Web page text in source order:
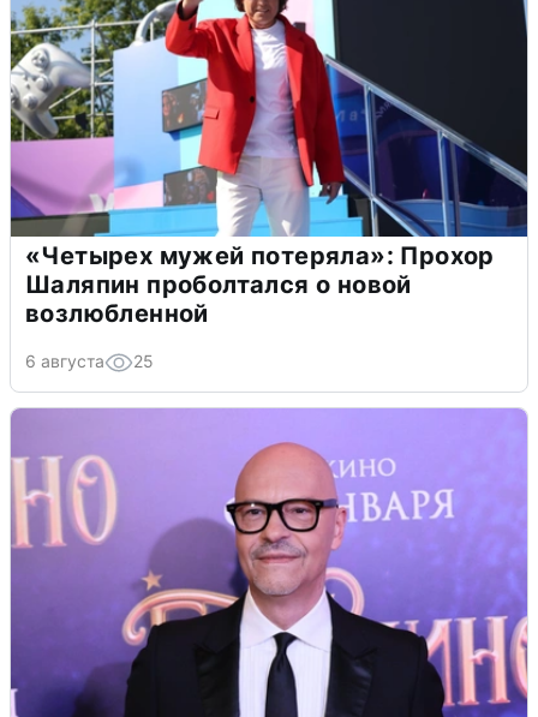
«Четырех мужей потеряла»: Прохор
Шаляпин проболтался о новой
возлюбленной
6 августа 25